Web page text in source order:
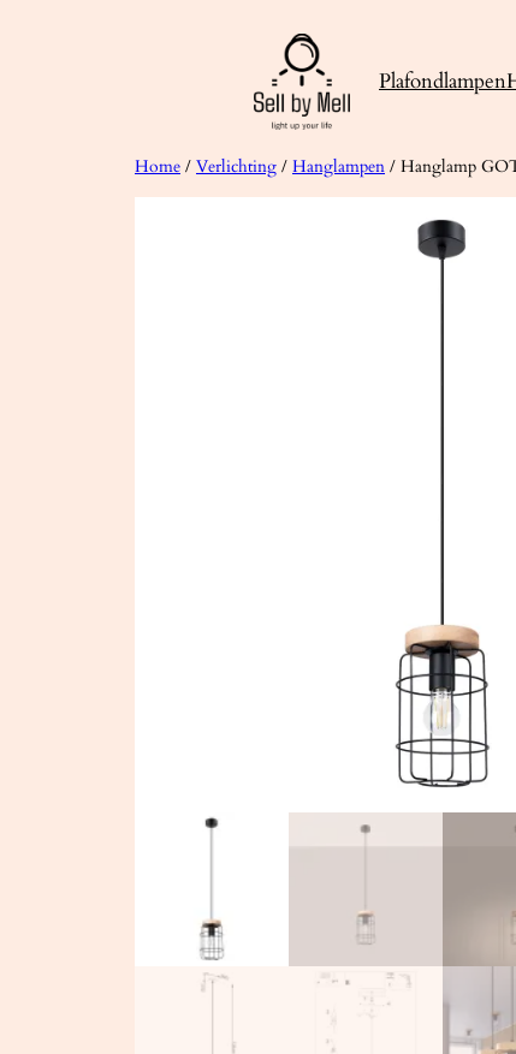
Plafondlampen
Home / Verlichting / Hanglampen / Hanglamp